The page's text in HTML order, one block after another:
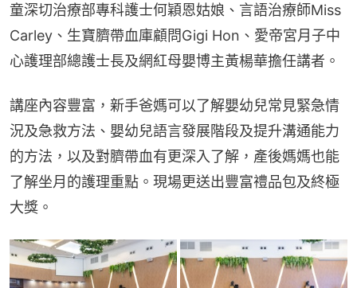
童深切治療部專科護士何穎恩姑娘、言語治療師Miss
Carley、生寶臍帶血庫顧問Gigi Hon、愛帝宮月子中
心護理部總護士長及網紅母嬰博主黃楊華擔任講者。
講座內容豐富，新手爸媽可以了解嬰幼兒常見緊急情
況及急救方法、嬰幼兒語言發展階段及提升溝通能力
的方法，以及對臍帶血有更深入了解，產後媽媽也能
了解坐月的護理重點。現場更送出豐富禮品包及終極
大獎。